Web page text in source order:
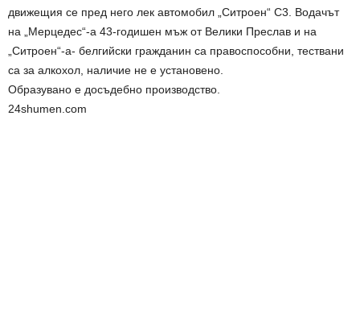
движещия се пред него лек автомобил „Ситроен“ С3. Водачът
на „Мерцедес“-а 43-годишен мъж от Велики Преслав и на
„Ситроен“-а- белгийски гражданин са правоспособни, тествани
са за алкохол, наличие не е установено.
Образувано е досъдебно производство.
24shumen.com